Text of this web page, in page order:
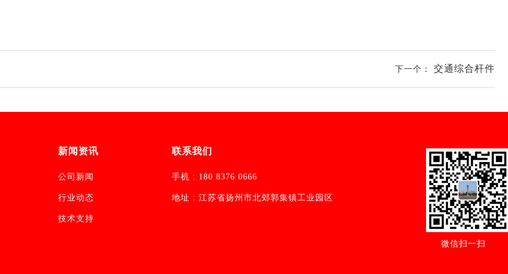
下一个： 交通综合杆件
新闻资讯
公司新闻
行业动态
技术支持
联系我们
手机 : 180 8376 0666
地址 : 江苏省扬州市北郊郭集镇工业园区
微信扫一扫